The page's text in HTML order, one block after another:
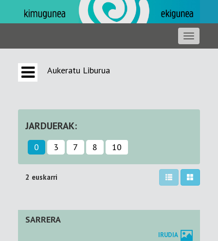
Aukeratu Liburua
JARDUERAK:
0 3 7 8 10
2 euskarri
SARRERA
IRUDIA